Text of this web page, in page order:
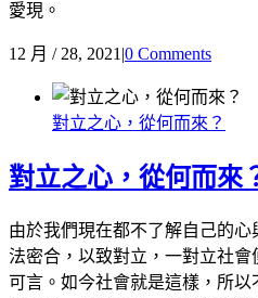
愛現。
12 月 / 28, 2021|0 Comments
對立之心，從何而來？
對立之心，從何而來
由於我們現在都不了解自己的
法密合，以致對立，一對立社
可言。如今社會就是這樣，所